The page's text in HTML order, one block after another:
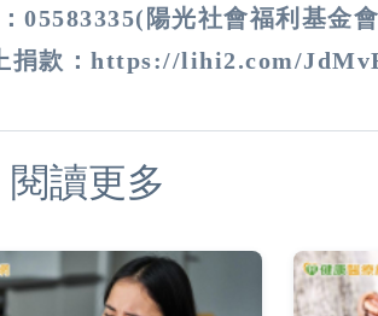
05583335(陽光社會福利基金
捐款：https://lihi2.com/
閱讀更多